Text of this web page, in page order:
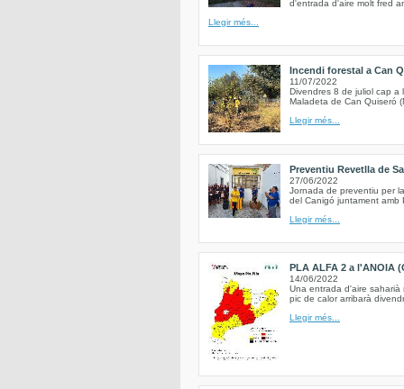
d'entrada d'aire molt fred
Llegir més...
Incendi forestal a Can
11/07/2022
Divendres 8 de juliol cap a
Maladeta de Can Quiseró
Llegir més...
Preventiu Revetlla de
27/06/2022
Jornada de preventiu per
del Canigó juntament amb
Llegir més...
PLA ALFA 2 a l'ANOIA
14/06/2022
Una entrada d'aire
pic de calor arribarà
Llegir més...